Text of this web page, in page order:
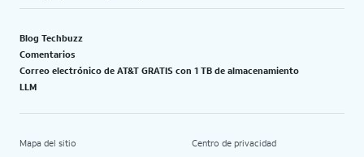
Blog Techbuzz
Comentarios
Correo electrónico de AT&T GRATIS con 1 TB de almacenamiento
LLM
Mapa del sitio Centro de privacidad